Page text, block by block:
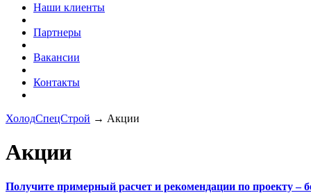
Наши клиенты
Партнеры
Вакансии
Контакты
ХолодСпецСтрой → Акции
Акции
Получите примерный расчет и рекомендации по проекту –